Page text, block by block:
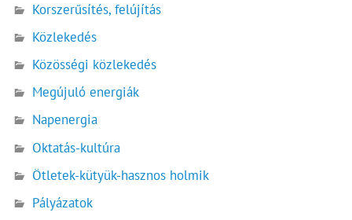
Korszerűsítés, felújítás
Közlekedés
Közösségi közlekedés
Megújuló energiák
Napenergia
Oktatás-kultúra
Ötletek-kütyük-hasznos holmik
Pályázatok